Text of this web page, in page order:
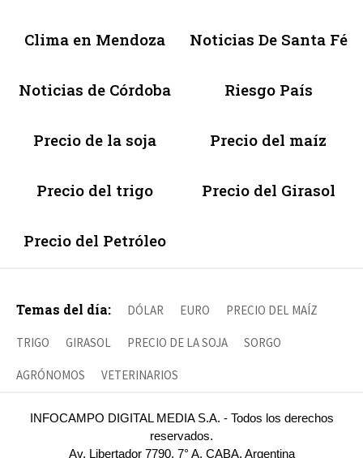
Clima en Mendoza Noticias De Santa Fé
Noticias de Córdoba Riesgo País
Precio de la soja Precio del maíz
Precio del trigo Precio del Girasol
Precio del Petróleo
Temas del día: DÓLAR EURO PRECIO DEL MAÍZ
TRIGO GIRASOL PRECIO DE LA SOJA SORGO
AGRÓNOMOS VETERINARIOS
INFOCAMPO DIGITAL MEDIA S.A. - Todos los derechos
reservados.
Av. Libertador 7790, 7° A, CABA, Argentina